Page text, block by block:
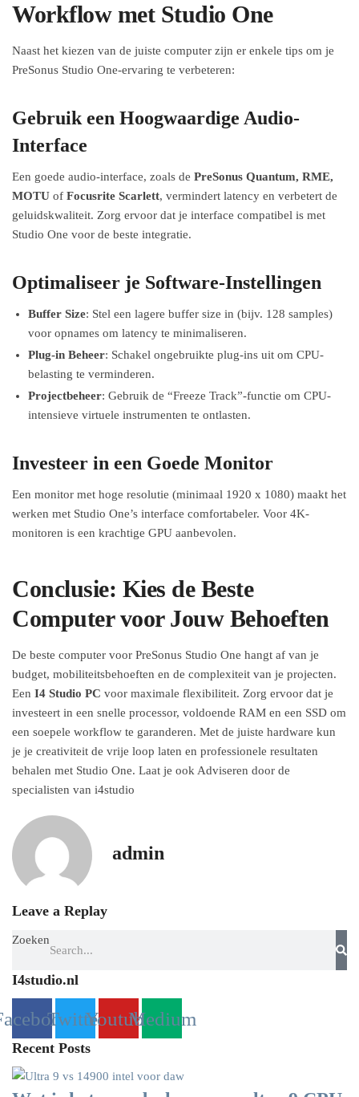
Workflow met Studio One
Naast het kiezen van de juiste computer zijn er enkele tips om je
PreSonus Studio One-ervaring te verbeteren:
Gebruik een Hoogwaardige Audio-
Interface
Een goede audio-interface, zoals de PreSonus Quantum, RME,
MOTU of Focusrite Scarlett, vermindert latency en verbetert de
geluidskwaliteit. Zorg ervoor dat je interface compatibel is met
Studio One voor de beste integratie.
Optimaliseer je Software-Instellingen
Buffer Size: Stel een lagere buffer size in (bijv. 128 samples)
voor opnames om latency te minimaliseren.
Plug-in Beheer: Schakel ongebruikte plug-ins uit om CPU-
belasting te verminderen.
Projectbeheer: Gebruik de “Freeze Track”-functie om CPU-
intensieve virtuele instrumenten te ontlasten.
Investeer in een Goede Monitor
Een monitor met hoge resolutie (minimaal 1920 x 1080) maakt het
werken met Studio One’s interface comfortabeler. Voor 4K-
monitoren is een krachtige GPU aanbevolen.
Conclusie: Kies de Beste
Computer voor Jouw Behoeften
De beste computer voor PreSonus Studio One hangt af van je
budget, mobiliteitsbehoeften en de complexiteit van je projecten.
Een I4 Studio PC voor maximale flexibiliteit. Zorg ervoor dat je
investeert in een snelle processor, voldoende RAM en een SSD om
een soepele workflow te garanderen. Met de juiste hardware kun
je je creativiteit de vrije loop laten en professionele resultaten
behalen met Studio One. Laat je ook Adviseren door de
specialisten van i4studio
admin
Leave a Replay
Zoeken
I4studio.nl
TwitterYoutubeMedium
Recent Posts